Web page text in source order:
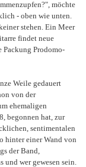
möchte
- oben wie unten.
stehen. Ein Meer
findet neue
Packung Prodomo-
Weile gedauert
von der
ehemaligen
begonnen hat, zur
sentimentalen
hinter einer Wand von
der Band,
und wer gewesen sein.